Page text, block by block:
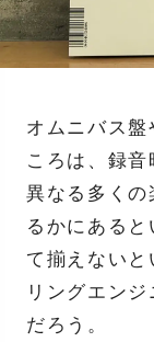
オムニバス盤
ころは、録
異なる多くの
るかにあると
て揃えないと
リングエン
だろう。